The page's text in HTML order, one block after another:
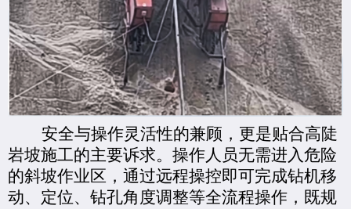
安全与操作灵活性的兼顾，更是贴合高陡
岩坡施工的主要诉求。操作人员无需进入危险
的斜坡作业区，通过远程操控即可完成钻机移
动、定位、钻孔角度调整等全流程操作，既规